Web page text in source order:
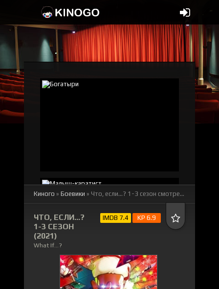
Киного » Боевики » Что, если...? 1-3 сезон смотреть онлайн бесплатно
ЧТО, ЕСЛИ...?
1-3 СЕЗОН
(2021)
What If...?
IMDB 7.4 KP 6.9